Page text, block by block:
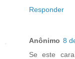
Responder
Anônimo 8
Se este